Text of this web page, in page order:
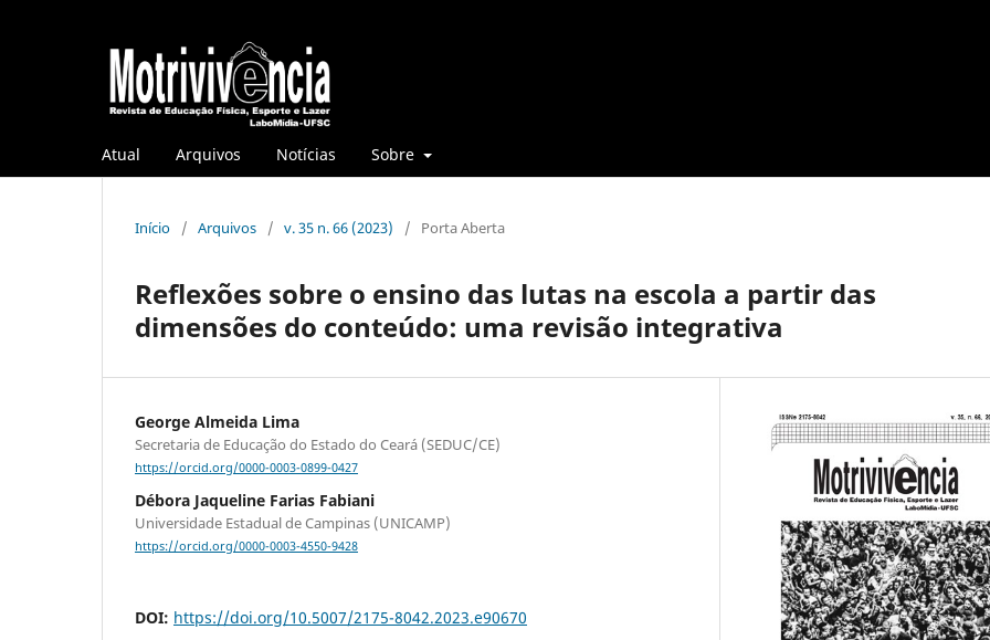
Atual Arquivos Notícias Sobre
Início / Arquivos / v. 35 n. 66 (2023) / Porta Aberta
Reflexões sobre o ensino das lutas na escola a partir das
dimensões do conteúdo: uma revisão integrativa
George Almeida Lima
Secretaria de Educação do Estado do Ceará (SEDUC/CE)
https://orcid.org/0000-0003-0899-0427
Débora Jaqueline Farias Fabiani
Universidade Estadual de Campinas (UNICAMP)
https://orcid.org/0000-0003-4550-9428
DOI: https://doi.org/10.5007/2175-8042.2023.e90670